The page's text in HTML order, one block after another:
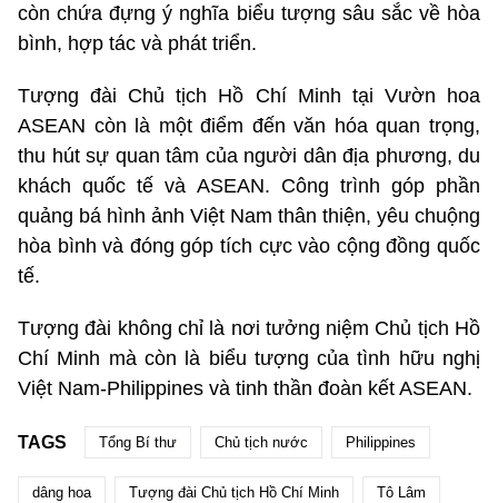
còn chứa đựng ý nghĩa biểu tượng sâu sắc về hòa
bình, hợp tác và phát triển.
Tượng đài Chủ tịch Hồ Chí Minh tại Vườn hoa
ASEAN còn là một điểm đến văn hóa quan trọng,
thu hút sự quan tâm của người dân địa phương, du
khách quốc tế và ASEAN. Công trình góp phần
quảng bá hình ảnh Việt Nam thân thiện, yêu chuộng
hòa bình và đóng góp tích cực vào cộng đồng quốc
tế.
Tượng đài không chỉ là nơi tưởng niệm Chủ tịch Hồ
Chí Minh mà còn là biểu tượng của tình hữu nghị
Việt Nam-Philippines và tinh thần đoàn kết ASEAN.
TAGS Tổng Bí thư Chủ tịch nước Philippines
dâng hoa Tượng đài Chủ tịch Hồ Chí Minh Tô Lâm